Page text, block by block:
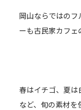
岡山ならではの
ーも古民家カフェ
春はイチゴ、夏は
など、旬の素材